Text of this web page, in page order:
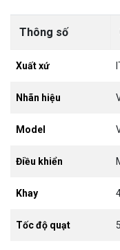
Thông số
Xuất xứ
Nhãn hiệu
Model
Điều khiển
Khay
Tốc độ quạt 5